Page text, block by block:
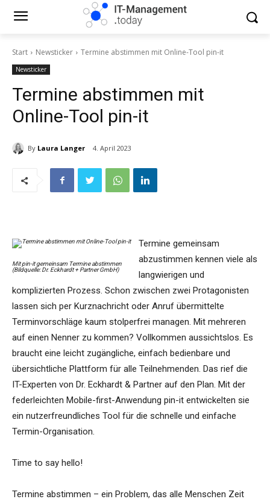
Start Newsticker Termine abstimmen mit Online-Tool pin-it
Newsticker
Termine abstimmen mit
Online-Tool pin-it
By Laura Langer 4. April 2023
Mit pin-it gemeinsam Termine abstimmen
(Bildquelle: Dr. Eckhardt + Partner GmbH)
Termine gemeinsam
abzustimmen kennen viele als
langwierigen und
komplizierten Prozess. Schon zwischen zwei Protagonisten
lassen sich per Kurznachricht oder Anruf übermittelte
Terminvorschläge kaum stolperfrei managen. Mit mehreren
auf einen Nenner zu kommen? Vollkommen aussichtslos. Es
braucht eine leicht zugängliche, einfach bedienbare und
übersichtliche Plattform für alle Teilnehmenden. Das rief die
IT-Experten von Dr. Eckhardt & Partner auf den Plan. Mit der
federleichten Mobile-first-Anwendung pin-it entwickelten sie
ein nutzerfreundliches Tool für die schnelle und einfache
Termin-Organisation.
Time to say hello!
Termine abstimmen – ein Problem, das alle Menschen Zeit